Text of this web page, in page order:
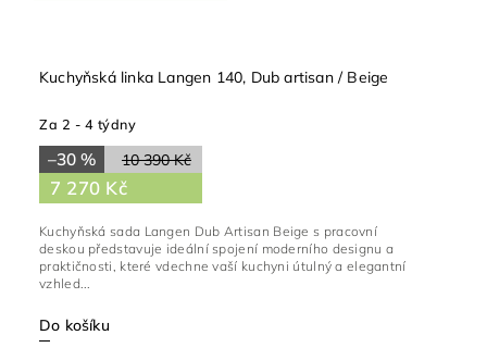
Kuchyňská linka Langen 140, Dub artisan / Beige
Za 2 - 4 týdny
10 390 Kč
–30 %
7 270 Kč
Do košíku
Kuchyňská sada Langen Dub Artisan Beige s pracovní
deskou představuje ideální spojení moderního designu a
praktičnosti, které vdechne vaší kuchyni útulný a elegantní
vzhled...